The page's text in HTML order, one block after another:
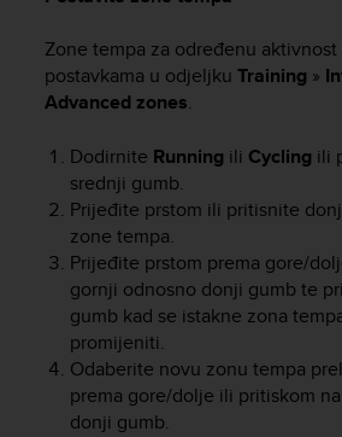
Zone tempa za određenu
postavkama u odjeljku Training »
Advanced zones.
Dodirnite Running ili Cycling ili
srednji gumb.
Prijeđite prstom ili pritisnite
zone tempa.
Prijeđite prstom prema gore/
gornji odnosno donji gumb te
gumb kad se istakne zona
promijeniti.
Odaberite novu zonu tempa
prema gore/dolje ili pritiskom
donji gumb.